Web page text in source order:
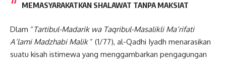
MEMASYARAKATKAN SHALAWAT TANPA MAKSIAT
Dlam “Tartibul-Madarik wa Taqribul-Masalikli Ma‘rifati
A‘lami Madzhabi Malik ” (1/77), al-Qadhi Iyadh menarasikan
suatu kisah istimewa yang menggambarkan pengagungan